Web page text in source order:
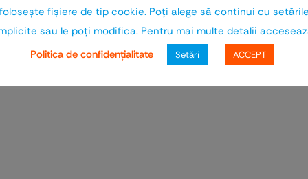
fişiere de tip cookie. Poţi alege să continui cu
sau le poţi modifica. Pentru mai multe detalii
Politica de confidenţialitate
Setări ACCEPT